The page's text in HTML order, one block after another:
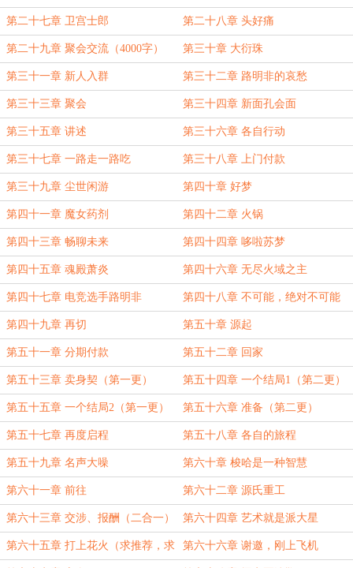
第二十七章 卫宫士郎 第二十八章 头好痛
第二十九章 聚会交流（4000字） 第三十章 大衍珠
第三十一章 新人入群 第三十二章 路明非的哀愁
第三十三章 聚会 第三十四章 新面孔会面
第三十五章 讲述 第三十六章 各自行动
第三十七章 一路走一路吃 第三十八章 上门付款
第三十九章 尘世闲游 第四十章 好梦
第四十一章 魔女药剂 第四十二章 火锅
第四十三章 畅聊未来 第四十四章 哆啦苏梦
第四十五章 魂殿萧炎 第四十六章 无尽火域之主
第四十七章 电竞选手路明非 第四十八章 不可能，绝对不可能
第四十九章 再切 第五十章 源起
第五十一章 分期付款 第五十二章 回家
第五十三章 卖身契（第一更） 第五十四章 一个结局1（第二更）
第五十五章 一个结局2（第一更） 第五十六章 准备（第二更）
第五十七章 再度启程 第五十八章 各自的旅程
第五十九章 名声大噪 第六十章 梭哈是一种智慧
第六十一章 前往 第六十二章 源氏重工
第六十三章 交涉、报酬（二合一） 第六十四章 艺术就是派大星
第六十五章 打上花火（求推荐，求 第六十六章 谢邀，刚上飞机